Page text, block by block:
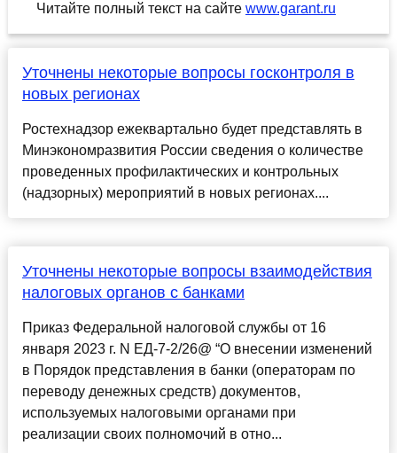
Читайте полный текст на сайте www.garant.ru
Уточнены некоторые вопросы госконтроля в
новых регионах
Ростехнадзор ежеквартально будет представлять в
Минэкономразвития России сведения о количестве
проведенных профилактических и контрольных
(надзорных) мероприятий в новых регионах....
Уточнены некоторые вопросы взаимодействия
налоговых органов с банками
Приказ Федеральной налоговой службы от 16
января 2023 г. N ЕД-7-2/26@ “О внесении изменений
в Порядок представления в банки (операторам по
переводу денежных средств) документов,
используемых налоговыми органами при
реализации своих полномочий в отно...